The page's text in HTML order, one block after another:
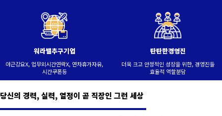
워라밸추구기업
야근강요X, 업무외시간연락X, 연차휴가자유,
시간쿠폰등
탄탄한경영진
더욱 크고 안정적인 성장을 위한, 경영진들
효율적 역할분담
당신의 경력, 실력, 열정이 곧 직장인 그런 세상